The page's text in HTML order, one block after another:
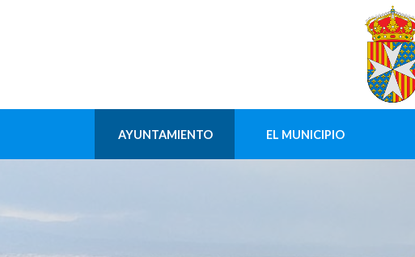
AYUNTAMIENTO EL MUNICIPIO